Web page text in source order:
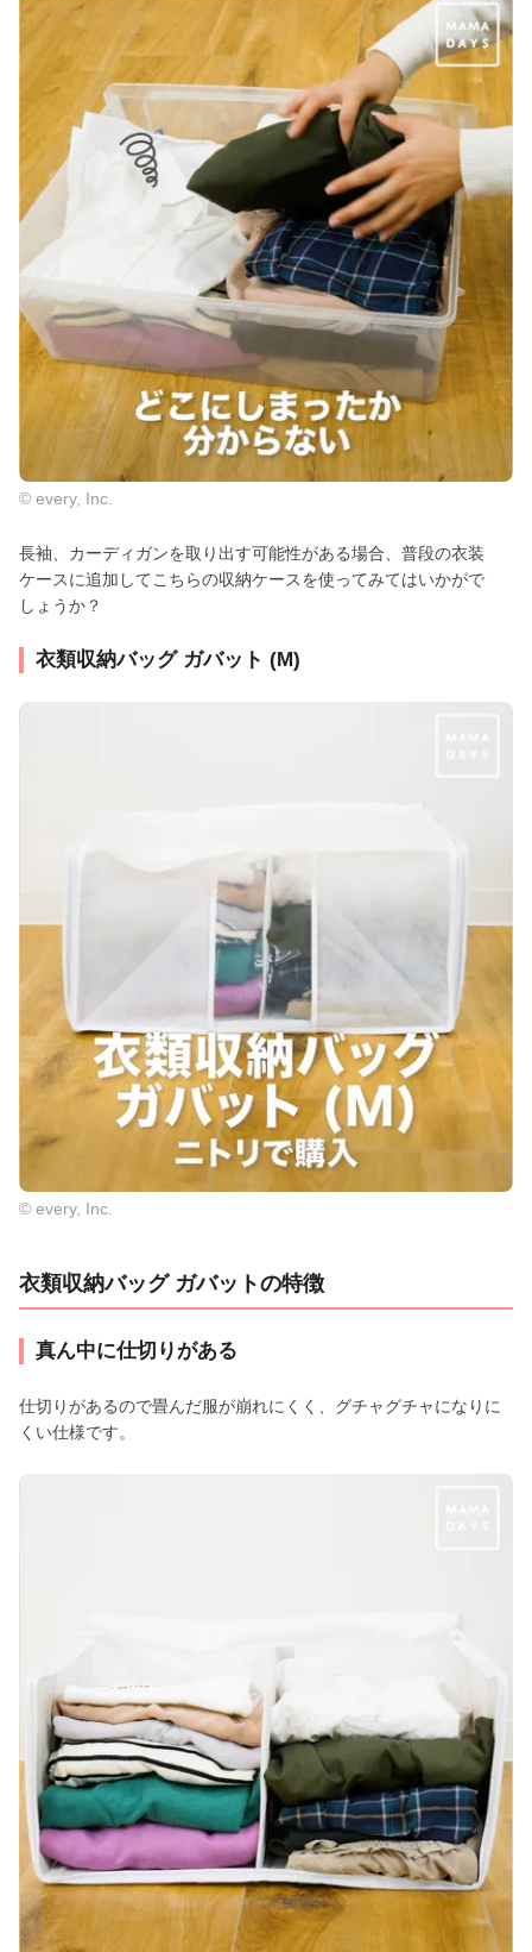
© every, Inc.
長袖、カーディガンを取り出す可能性がある場合、普段の衣装
ケースに追加してこちらの収納ケースを使ってみてはいかがで
しょうか？
衣類収納バッグ ガバット (M)
© every, Inc.
衣類収納バッグ ガバットの特徴
真ん中に仕切りがある
仕切りがあるので畳んだ服が崩れにくく、グチャグチャになりに
くい仕様です。